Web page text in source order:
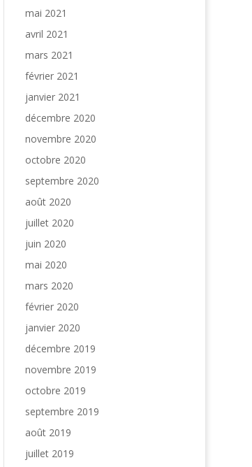
mai 2021
avril 2021
mars 2021
février 2021
janvier 2021
décembre 2020
novembre 2020
octobre 2020
septembre 2020
août 2020
juillet 2020
juin 2020
mai 2020
mars 2020
février 2020
janvier 2020
décembre 2019
novembre 2019
octobre 2019
septembre 2019
août 2019
juillet 2019